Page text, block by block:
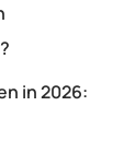
in 2026: